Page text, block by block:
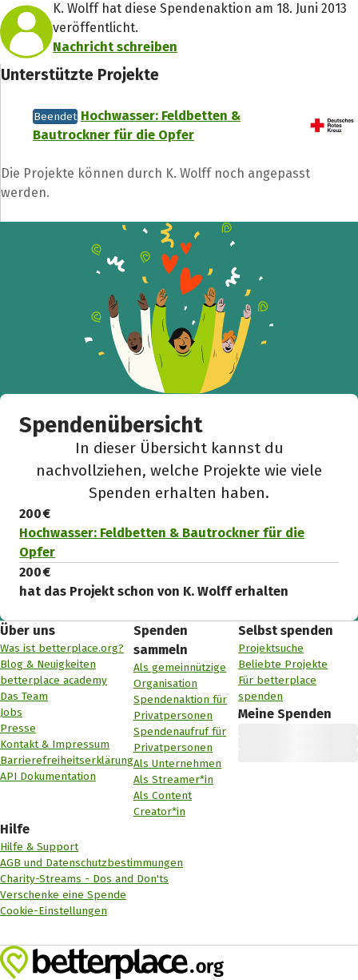
K. Wolff hat diese Spendenaktion am 18. Juni 2013
veröffentlicht.
Nachricht schreiben
Unterstützte Projekte
Beendet Hochwasser: Feldbetten &
Bautrockner für die Opfer
Die Projekte können durch K. Wolff noch angepasst
werden.
Spendenübersicht
In dieser Übersicht kannst du
nachvollziehen, welche Projekte wie viele
Spenden erhalten haben.
200 €
Hochwasser: Feldbetten & Bautrockner für die
Opfer
200 €
hat das Projekt schon von K. Wolff erhalten
Hilf mit noch mehr Spenden zu sammeln!
Facebook WhatsApp
Über uns
Was ist betterplace.org?
Blog & Neuigkeiten
betterplace academy
Das Team
Jobs
Presse
Kontakt & Impressum
Barrierefreiheitserklärung
API Dokumentation
Spenden
sammeln
Als gemeinnützige
Organisation
Spendenaktion für
Privatpersonen
Spendenaufruf für
Privatpersonen
Als Unternehmen
Als Streamer*in
Als Content
Creator*in
Selbst spenden
Projektsuche
Beliebte Projekte
Für betterplace
spenden
Meine Spenden
Hilfe
Hilfe & Support
AGB und Datenschutzbestimmungen
Charity-Streams - Dos and Don'ts
Verschenke eine Spende
Cookie-Einstellungen